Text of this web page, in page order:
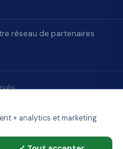
réseau de partenaires
légales
Observatoire DPE
+ analytics et marketing